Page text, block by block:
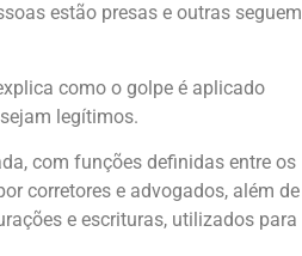
estão presas e outras seguem
como o golpe é aplicado
legítimos.
com funções definidas entre os
corretores e advogados, além de
e escrituras, utilizados para